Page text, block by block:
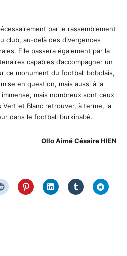
par le rassemblement
club, au-delà des divergences
Elle passera également par la
capables d’accompagner un
ce monument du football bobolais,
en question, mais aussi à la
mais nombreux sont ceux
et Blanc retrouver, à terme, la
dans le football burkinabè.
Ollo Aimé Césaire HIEN